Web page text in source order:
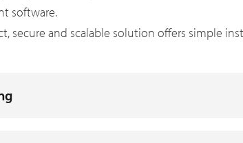
software.
secure and scalable solution offers simple